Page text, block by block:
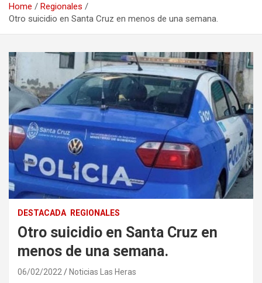
Home
Regionales
Otro suicidio en Santa Cruz en menos de una semana.
DESTACADA REGIONALES
Otro suicidio en Santa Cruz en
menos de una semana.
06/02/2022 Noticias Las Heras